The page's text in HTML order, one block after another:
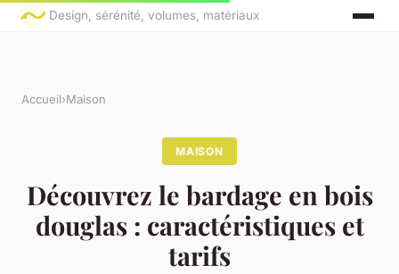
Design, sérénité, volumes, matériaux
Accueil›Maison
MAISON
Découvrez le bardage en bois
douglas : caractéristiques et
tarifs